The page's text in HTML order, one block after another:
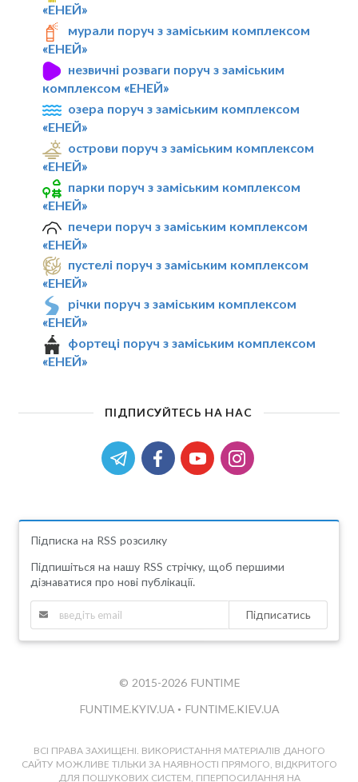
«ЕНЕЙ»
мурали поруч з заміським комплексом
«ЕНЕЙ»
незвичні розваги поруч з заміським
комплексом «ЕНЕЙ»
озера поруч з заміським комплексом
«ЕНЕЙ»
острови поруч з заміським комплексом
«ЕНЕЙ»
парки поруч з заміським комплексом
«ЕНЕЙ»
печери поруч з заміським комплексом
«ЕНЕЙ»
пустелі поруч з заміським комплексом
«ЕНЕЙ»
річки поруч з заміським комплексом
«ЕНЕЙ»
фортеці поруч з заміським комплексом
«ЕНЕЙ»
ПІДПИСУЙТЕСЬ НА НАС
Підписка на RSS розсилку
Підпишіться на нашу RSS стрічку, щоб першими
дізнаватися про нові публікації.
Підписатись
© 2015-2026 FUNTIME
FUNTIME.KYIV.UA • FUNTIME.KIEV.UA
ВСІ ПРАВА ЗАХИЩЕНІ. ВИКОРИСТАННЯ МАТЕРІАЛІВ ДАНОГО
САЙТУ МОЖЛИВЕ ТІЛЬКИ ЗА НАЯВНОСТІ ПРЯМОГО, ВІДКРИТОГО
ДЛЯ ПОШУКОВИХ СИСТЕМ, ГІПЕРПОСИЛАННЯ НА